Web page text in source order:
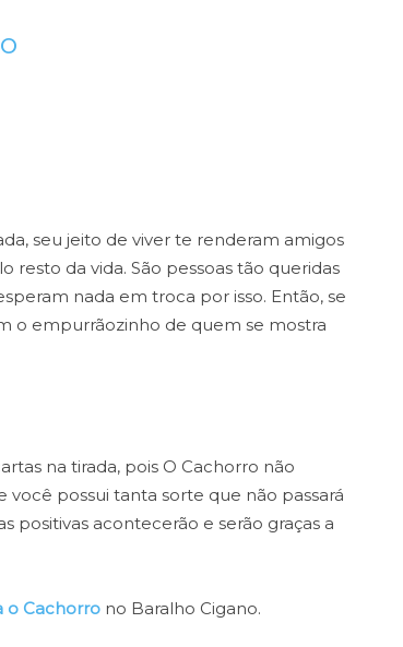
seu jeito de viver te renderam amigos
resto da vida. São pessoas tão queridas
nada em troca por isso. Então, se
o empurrãozinho de quem se mostra
na tirada, pois O Cachorro não
você possui tanta sorte que não passará
positivas acontecerão e serão graças a
o Cachorro no Baralho Cigano.